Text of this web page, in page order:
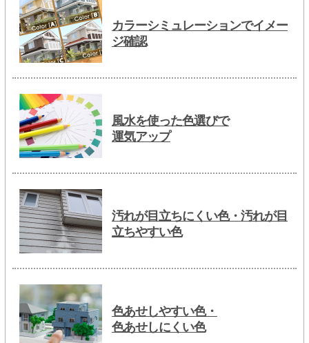
カラーシミュレーションでイメー
ジ確認
風水を使った色選びで
運気アップ
汚れが目立ちにくい色・汚れが目
立ちやすい色
色あせしやすい色・
色あせしにくい色